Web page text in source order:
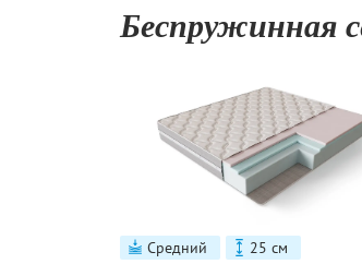
Беспружинная
Средний 25 см